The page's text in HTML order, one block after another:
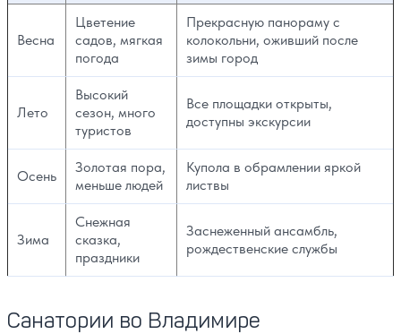
Весна
Цветение
садов, мягкая
погода
Прекрасную панораму с
колокольни, оживший после
зимы город
Лето
Высокий
сезон, много
туристов
Все площадки открыты,
доступны экскурсии
Осень
Золотая пора,
меньше людей
Купола в обрамлении яркой
листвы
Зима
Снежная
сказка,
праздники
Заснеженный ансамбль,
рождественские службы
Санатории во Владимире